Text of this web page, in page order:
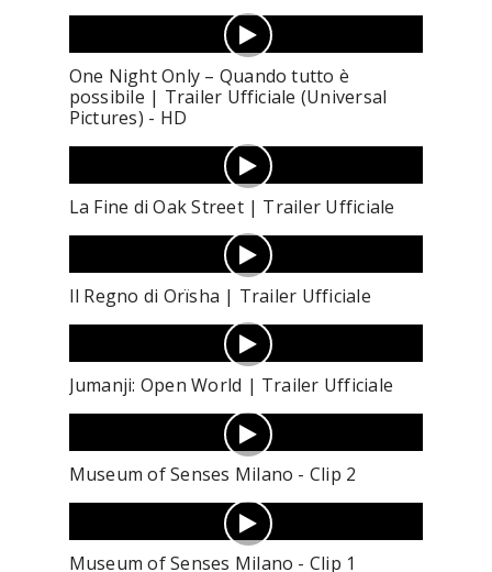
One Night Only – Quando tutto è
possibile | Trailer Ufficiale (Universal
Pictures) - HD
La Fine di Oak Street | Trailer Ufficiale
Il Regno di Orïsha | Trailer Ufficiale
Jumanji: Open World | Trailer Ufficiale
Museum of Senses Milano - Clip 2
Museum of Senses Milano - Clip 1